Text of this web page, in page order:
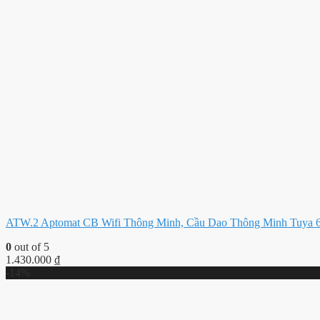
ATW.2 Aptomat CB Wifi Thông Minh, Cầu Dao Thông Minh Tuya
0 out of 5
1.430.000 ₫